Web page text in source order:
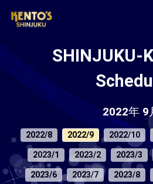
SHINJUKU-
2022年 9
2022/8 2022/9 2022/10
2023/1
2023/2 2023/3
2023/6
2023/7 2023/8